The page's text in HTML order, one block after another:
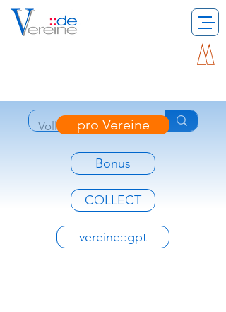
pro Vereine
Bonus
COLLECT
vereine::gpt